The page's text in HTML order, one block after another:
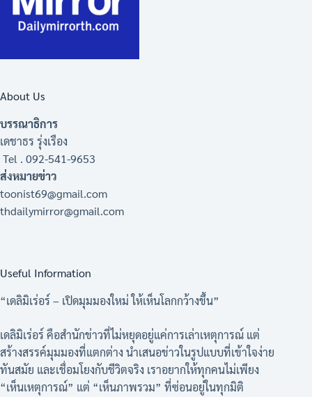
About Us
บรรณาธิการ
เดชาธร รุ่งเรือง
Tel . 092-541-9653
ส่งหมายข่าว
toonist69@gmail.com
thdailymirror@gmail.com
Useful Information
“เดลิมิเร่อร์ – เปิดมุมมองใหม่ ให้เห็นโลกกว้างขึ้น”
เดลิมิเร่อร์ คือสำนักข่าวที่ไม่หยุดอยู่แค่การเล่าเหตุการณ์ แต่
สร้างสรรค์มุมมองที่แตกต่าง นำเสนอข่าวในรูปแบบที่เข้าใจง่าย
ทันสมัย และเชื่อมโยงกับชีวิตจริง เราอยากให้ทุกคนไม่เพียง
“เห็นเหตุการณ์” แต่ “เห็นภาพรวม” ที่ซ่อนอยู่ในทุกมิติ